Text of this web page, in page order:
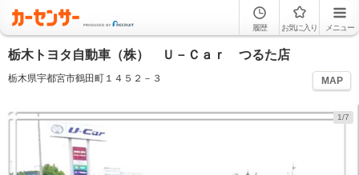
履歴 お気に入り メニュー
栃木トヨタ自動車（株） Ｕ－Ｃａｒ つるた店
栃木県宇都宮市鶴田町１４５２－３ MAP
1/7